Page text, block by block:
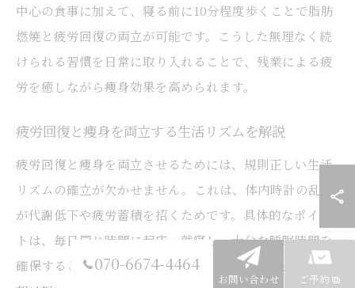
中心の食事に加えて、寝る前に10分程度歩くことで脂肪
燃焼と疲労回復の両立が可能です。こうした無理なく続
けられる習慣を日常に取り入れることで、残業による疲
労を癒しながら痩身効果を高められます。
疲労回復と痩身を両立する生活リズムを解説
疲労回復と痩身を両立させるためには、規則正しい生活
リズムの確立が欠かせません。これは、体内時計の乱れ
が代謝低下や疲労蓄積を招くためです。具体的なポイン
トは、毎日同じ時間に起床・就寝し、十分な睡眠時間を
確保することです。例えば、7時間以上の睡眠を確保し、
070-6674-4464
お問い合わせ ご予約